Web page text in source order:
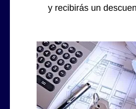
y recibirás un